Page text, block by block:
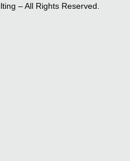
– All Rights Reserved.